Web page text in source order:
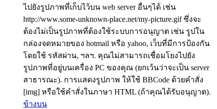
ไปยังรูปภาพที่เก็บไว้บน web server อื่นๆได้ เช่น
http://www.some-unknown-place.net/my-picture.gif ซึ่งจะ
ต้องไม่เป็นรูปภาพที่ต้องใช้ระบบการอนุญาต เช่น รูปใน
กล่องจดหมายของ hotmail หรือ yahoo, เว็บที่มีการป้องกัน
โดยใช้ รหัสผ่าน, ฯลฯ. คุณไม่สามารถเชื่อมโยงไปยัง
รูปภาพที่อยู่บนเครื่อง PC ของคุณ (ยกเว้นว่าจะเป็น server
สาธารณะ). การแสดงรูปภาพ ให้ใช้ BBCode ด้วยคำสั่ง
[img] หรือใช้คำสั่งในภาษา HTML (ถ้าคุณได้รับอนุญาต).
ข้างบน